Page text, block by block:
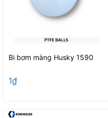
Bi bơm màng Husky 1590
1₫